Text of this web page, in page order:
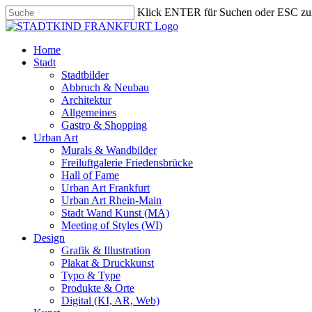
Skip
to
content
Klick ENTER für Suchen oder ESC
Close
search
Menu
Home
Stadt
Stadtbilder
Abbruch & Neubau
Architektur
Allgemeines
Gastro & Shopping
Urban Art
Murals & Wandbilder
Freiluftgalerie Friedensbrücke
Hall of Fame
Urban Art Frankfurt
Urban Art Rhein-Main
Stadt Wand Kunst (MA)
Meeting of Styles (WI)
Design
Grafik & Illustration
Plakat & Druckkunst
Typo & Type
Produkte & Orte
Digital (KI, AR, Web)